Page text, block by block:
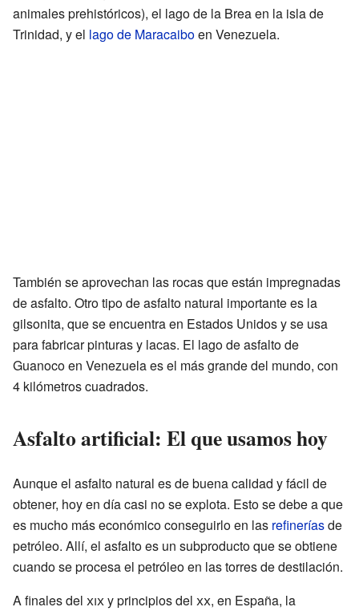
animales prehistóricos), el lago de la Brea en la isla de
Trinidad, y el lago de Maracaiboen Venezuela.
También se aprovechan las rocas que están impregnadas
de asfalto. Otro tipo de asfalto natural importante es la
gilsonita, que se encuentra en Estados Unidos y se usa
para fabricar pinturas y lacas. El lago de asfalto de
Guanoco en Venezuela es el más grande del mundo, con
4 kilómetros cuadrados.
Asfalto artificial: El que usamos hoy
Aunque el asfalto natural es de buena calidad y fácil de
obtener, hoy en día casi no se explota. Esto se debe a que
es mucho más económico conseguirlo en las refineríasde
petróleo. Allí, el asfalto es un subproducto que se obtiene
cuando se procesa el petróleo en las torres de destilación.
A finales del xixy principios del xx, en España, la